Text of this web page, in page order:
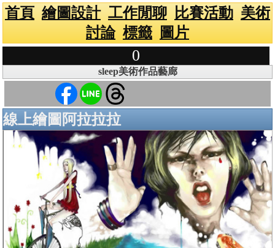
首頁 繪圖設計 工作閒聊 比賽活動 美術
討論 標籤 圖片
0
sleep美術作品藝廊
線上繪圖阿拉拉拉